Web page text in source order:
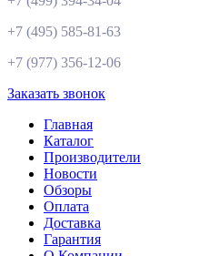
+7 (495) 585-81-63
+7 (977) 356-12-06
Заказать звонок
Главная
Каталог
Производители
Новости
Обзоры
Оплата
Доставка
Гарантия